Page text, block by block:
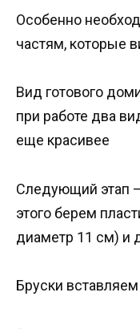
Особенно
частям, которые
Вид готового
при работе два
еще красивее
Следующий этап
этого берем
диаметр 11 см) и
Бруски вставляем